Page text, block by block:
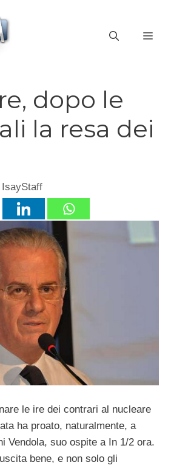
dopo le
la resa dei
IsayStaff
le ire dei contrari al nucleare
ha proato, naturalmente, a
Vendola, suo ospite a In 1/2 ora.
bene, e non solo gli